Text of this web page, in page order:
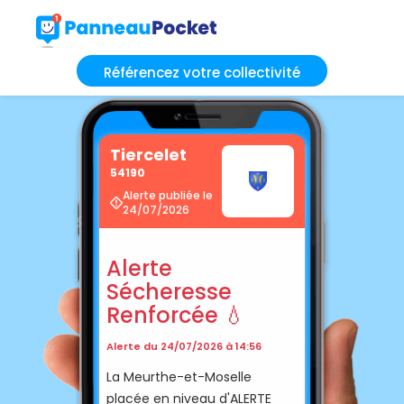
Référencez votre collectivité
Tiercelet
54190
Alerte publiée le
24/07/2026
Alerte
Sécheresse
Renforcée 💧
Alerte du 24/07/2026 à 14:56
La Meurthe-et-Moselle
placée en niveau d'ALERTE